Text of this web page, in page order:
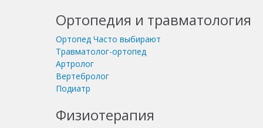
Ортопедия и травматология
Ортопед Часто выбирают
Травматолог-ортопед
Артролог
Вертебролог
Подиатр
Физиотерапия